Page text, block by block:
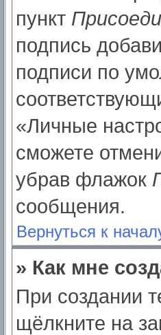
пункт
подпись
подписи по
«Личные
сможете
убрав флажок
сообщения.
Вернуться к
» Как мне
При создании
щёлкните на